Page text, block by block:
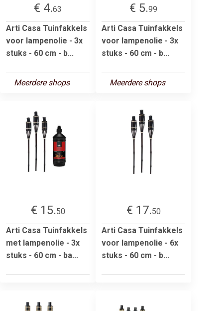
€ 4.63
Arti Casa Tuinfakkels
voor lampenolie - 3x
stuks - 60 cm - b...
Meerdere shops
€ 5.99
Arti Casa Tuinfakkels
voor lampenolie - 3x
stuks - 60 cm - b...
Meerdere shops
€ 15.50
Arti Casa Tuinfakkels
met lampenolie - 3x
stuks - 60 cm - ba...
€ 17.50
Arti Casa Tuinfakkels
voor lampenolie - 6x
stuks - 60 cm - b...